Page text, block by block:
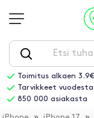
Toimitus alkaen 3.9€
Tarvikkeet
850 000 asiakasta